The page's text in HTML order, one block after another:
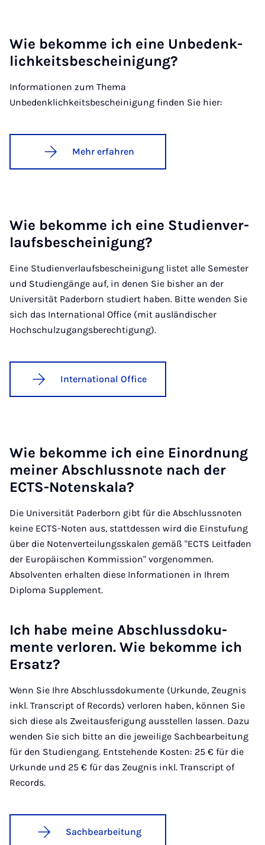
Wie be­kom­me ich ei­ne Un­be­denk­
lich­keits­be­schei­ni­gung?
Informationen zum Thema
Unbedenklichkeitsbescheinigung finden Sie hier:
Mehr erfahren
Wie be­kom­me ich ei­ne Stu­di­en­ver­
laufs­be­schei­ni­gung?
Eine Studienverlaufsbescheinigung listet alle Semester
und Studiengänge auf, in denen Sie bisher an der
Universität Paderborn studiert haben. Bitte wenden Sie
sich das International Office (mit ausländischer
Hochschulzugangsberechtigung).
International Office
Wie be­kom­me ich ei­ne Ein­ord­nung
mei­ner Ab­schluss­no­te nach der
ECTS-No­ten­s­ka­la?
Die Universität Paderborn gibt für die Abschlussnoten
keine ECTS-Noten aus, stattdessen wird die Einstufung
über die Notenverteilungsskalen gemäß "ECTS Leitfaden
der Europäischen Kommission" vorgenommen.
Absolventen erhalten diese Informationen in Ihrem
Diploma Supplement.
Ich ha­be mei­ne Ab­schluss­do­ku­
men­te ver­lo­ren. Wie be­kom­me ich
Er­satz?
Wenn Sie Ihre Abschlussdokumente (Urkunde, Zeugnis
inkl. Transcript of Records) verloren haben, können Sie
sich diese als Zweitausferigung ausstellen lassen. Dazu
wenden Sie sich bitte an die jeweilige Sachbearbeitung
für den Studiengang. Entstehende Kosten: 25 € für die
Urkunde und 25 € für das Zeugnis inkl. Transcript of
Records.
Sachbearbeitung